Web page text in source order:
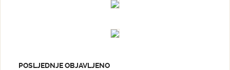
POSLJEDNJE OBJAVLJENO